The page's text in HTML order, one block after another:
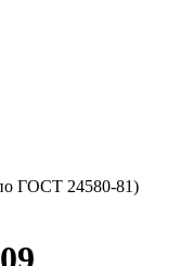
ГОСТ 24580-81)